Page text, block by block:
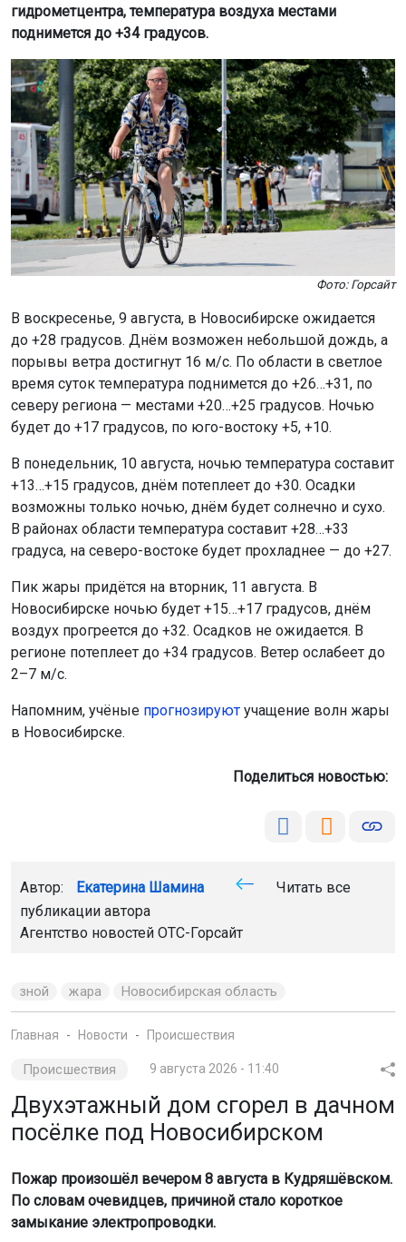
гидрометцентра, температура воздуха местами
поднимется до +34 градусов.
Фото: Горсайт
В воскресенье, 9 августа, в Новосибирске ожидается
до +28 градусов. Днём возможен небольшой дождь, а
порывы ветра достигнут 16 м/с. По области в светлое
время суток температура поднимется до +26…+31, по
северу региона — местами +20…+25 градусов. Ночью
будет до +17 градусов, по юго-востоку +5, +10.
В понедельник, 10 августа, ночью температура составит
+13…+15 градусов, днём потеплеет до +30. Осадки
возможны только ночью, днём будет солнечно и сухо.
В районах области температура составит +28…+33
градуса, на северо-востоке будет прохладнее — до +27.
Пик жары придётся на вторник, 11 августа. В
Новосибирске ночью будет +15…+17 градусов, днём
воздух прогреется до +32. Осадков не ожидается. В
регионе потеплеет до +34 градусов. Ветер ослабеет до
2–7 м/с.
Напомним, учёные прогнозируют учащение волн жары
в Новосибирске.
Поделиться новостью:
Автор: Екатерина Шамина
Читать все
публикации автора
Агентство новостей ОТС-Горсайт
зной жара Новосибирская область
Главная Новости Происшествия
Происшествия 9 августа 2026 - 11:40
Двухэтажный дом сгорел в дачном
посёлке под Новосибирском
Пожар произошёл вечером 8 августа в Кудряшёвском.
По словам очевидцев, причиной стало короткое
замыкание электропроводки.